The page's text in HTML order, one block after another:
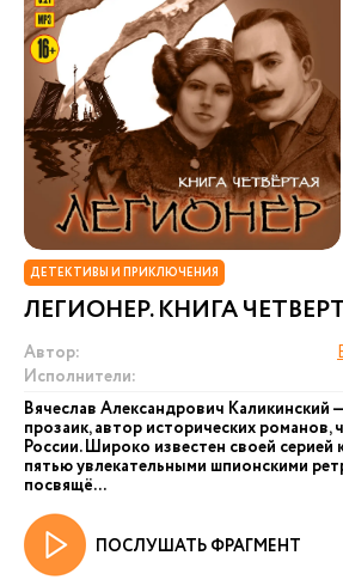
ДЕТЕКТИВЫ И ПРИКЛЮЧЕНИЯ
ЛЕГИОНЕР. КНИГА
Автор:
Исполнители:
Вячеслав Александрович Каликинский
прозаик, автор исторических романов,
России. Широко известен своей серией
пятью увлекательными шпионскими
посвящё...
ПОСЛУШАТЬ ФРАГМЕНТ